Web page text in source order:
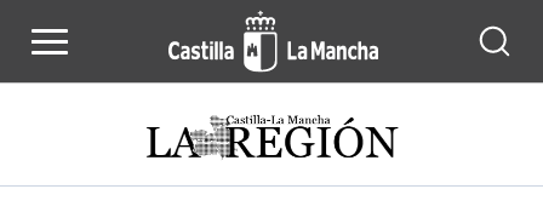
Actualidad de la región de Castilla-